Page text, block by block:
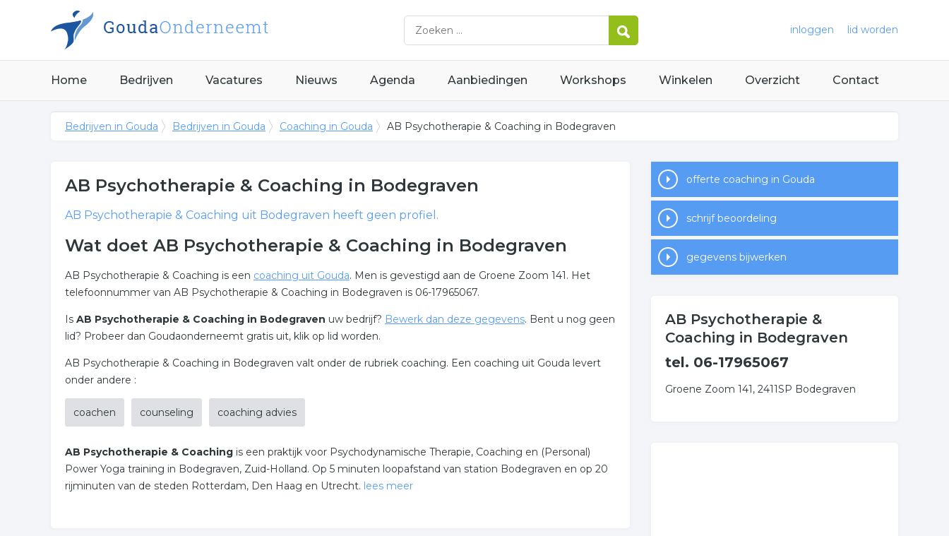
inloggen lid worden
Home Bedrijven Vacatures Nieuws Agenda Aanbiedingen Workshops Winkelen Overzicht Contact
Bedrijven in Gouda Bedrijven in Gouda Coaching in Gouda AB Psychotherapie & Coaching in Bodegraven
AB Psychotherapie & Coaching in Bodegraven
AB Psychotherapie & Coaching uit Bodegraven heeft geen profiel.
Wat doet AB Psychotherapie & Coaching in Bodegraven
AB Psychotherapie & Coaching is een coaching uit Gouda. Men is gevestigd aan de Groene Zoom 141. Het
telefoonnummer van AB Psychotherapie & Coaching in Bodegraven is 06-17965067.
Is AB Psychotherapie & Coaching in Bodegraven uw bedrijf? Bewerk dan deze gegevens. Bent u nog geen
lid? Probeer dan Goudaonderneemt gratis uit, klik op lid worden.
AB Psychotherapie & Coaching in Bodegraven valt onder de rubriek coaching. Een coaching uit Gouda levert
onder andere :
coachen counseling coaching advies
AB Psychotherapie & Coaching is een praktijk voor Psychodynamische Therapie, Coaching en (Personal)
Power Yoga training in Bodegraven, Zuid-Holland. Op 5 minuten loopafstand van station Bodegraven en op 20
rijminuten van de steden Rotterdam, Den Haag en Utrecht. lees meer
offerte coaching in Gouda
schrijf beoordeling
gegevens bijwerken
AB Psychotherapie &
Coaching in Bodegraven
tel. 06-17965067
Groene Zoom 141, 2411SP Bodegraven